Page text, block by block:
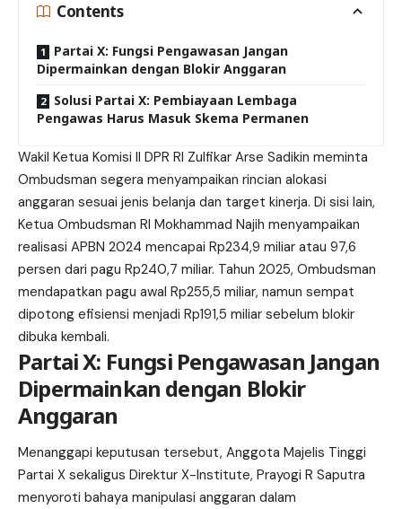
Contents
Partai X: Fungsi Pengawasan Jangan
Dipermainkan dengan Blokir Anggaran
Solusi Partai X: Pembiayaan Lembaga
Pengawas Harus Masuk Skema Permanen
Wakil Ketua Komisi II DPR RI Zulfikar Arse Sadikin meminta
Ombudsman segera menyampaikan rincian alokasi
anggaran sesuai jenis belanja dan target kinerja. Di sisi lain,
Ketua Ombudsman RI Mokhammad Najih menyampaikan
realisasi APBN 2024 mencapai Rp234,9 miliar atau 97,6
persen dari pagu Rp240,7 miliar. Tahun 2025, Ombudsman
mendapatkan pagu awal Rp255,5 miliar, namun sempat
dipotong efisiensi menjadi Rp191,5 miliar sebelum blokir
dibuka kembali.
Partai X: Fungsi Pengawasan Jangan
Dipermainkan dengan Blokir
Anggaran
Menanggapi keputusan tersebut, Anggota Majelis Tinggi
Partai X sekaligus Direktur X-Institute, Prayogi R Saputra
menyoroti bahaya manipulasi anggaran dalam